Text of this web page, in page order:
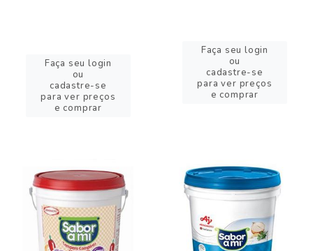
Faça seu login
ou
cadastre-se
para ver preços
e comprar
Faça seu login
ou
cadastre-se
para ver preços
e comprar